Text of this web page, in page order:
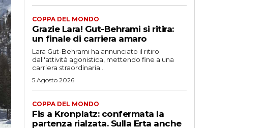
COPPA DEL MONDO
Grazie Lara! Gut-Behrami si ritira:
un finale di carriera amaro
Lara Gut-Behrami ha annunciato il ritiro
dall'attività agonistica, mettendo fine a una
carriera straordinaria...
5 Agosto 2026
COPPA DEL MONDO
Fis a Kronplatz: confermata la
partenza rialzata. Sulla Erta anche